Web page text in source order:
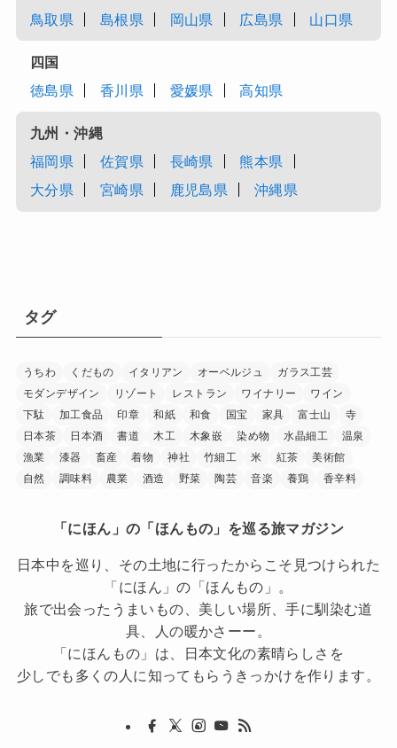
鳥取県
島根県 岡山県 広島県 山口県
四国
徳島県
香川県 愛媛県 高知県
九州・沖縄
福岡県
佐賀県 長崎県
熊本県
大分県
宮崎県 鹿児島県 沖縄県
タグ
うちわ くだもの イタリアン オーベルジュ
ガラス工芸
モダンデザイン
リゾート レストラン ワイナリー
ワイン
下駄
加工食品 印章 和紙 和食 国宝 家具 富士山
寺
日本茶
日本酒 書道 木工 木象嵌 染め物 水晶細工
温泉
漁業
漆器 畜産 着物 神社 竹細工 米 紅茶
美術館
自然
調味料 農業 酒造 野菜 陶芸 音楽 養鶏 香辛料
「にほん」の「ほんもの」を巡る旅マガジン
日本中を巡り、その土地に行ったからこそ見つけられた
「にほん」の「ほんもの」。
旅で出会ったうまいもの、美しい場所、手に馴染む道
具、人の暖かさーー。
「にほんもの」は、日本文化の素晴らしさを
少しでも多くの人に知ってもらうきっかけを作ります。